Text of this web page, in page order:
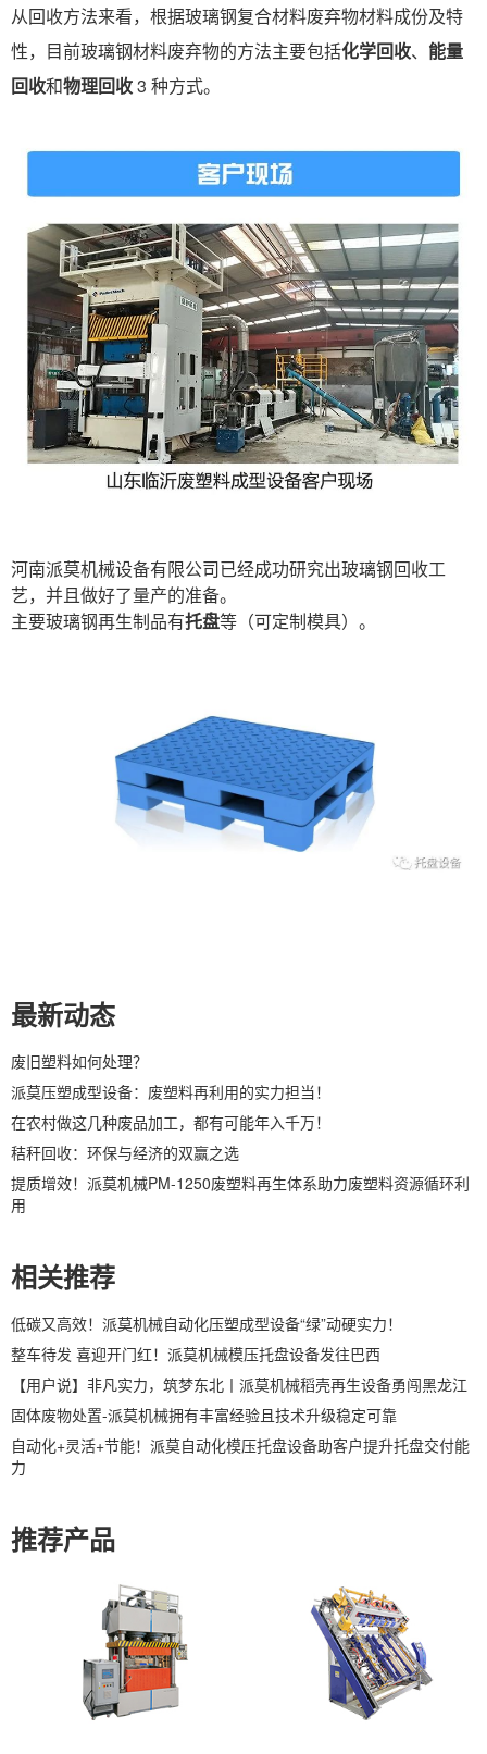
从回收方法来看，根据玻璃钢复合材料废弃物材料成份及特
性，目前玻璃钢材料废弃物的方法主要包括化学回收、 能量
回收和物理回收3 种方式。
河南派莫机械设备有限公司已经成功研究出玻璃钢回收工
艺，并且做好了量产的准备。
主要玻璃钢再生制品有托盘等（可定制模具）。
最新动态
废旧塑料如何处理？
派莫压塑成型设备：废塑料再利用的实力担当！
在农村做这几种废品加工，都有可能年入千万！
秸秆回收：环保与经济的双赢之选
提质增效！派莫机械PM-1250废塑料再生体系助力废塑料资源循环利
用
相关推荐
低碳又高效！派莫机械自动化压塑成型设备“绿”动硬实力！
整车待发 喜迎开门红！派莫机械模压托盘设备发往巴西
【用户说】非凡实力，筑梦东北丨派莫机械稻壳再生设备勇闯黑龙江
固体废物处置-派莫机械拥有丰富经验且技术升级稳定可靠
自动化+灵活+节能！派莫自动化模压托盘设备助客户提升托盘交付能
力
推荐产品